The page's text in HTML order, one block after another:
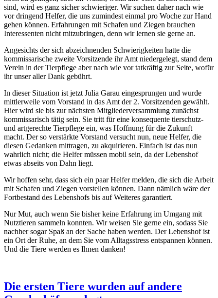
sind, wird es ganz sicher schwieriger. Wir suchen daher nach wie
vor dringend Helfer, die uns zumindest einmal pro Woche zur Hand
gehen können. Erfahrungen mit Schafen und Ziegen brauchen
Interessenten nicht mitzubringen, denn wir lernen sie gerne an.
Angesichts der sich abzeichnenden Schwierigkeiten hatte die
kommissarische zweite Vorsitzende ihr Amt niedergelegt, stand dem
Verein in der Tierpflege aber nach wie vor tatkräftig zur Seite, wofür
ihr unser aller Dank gebührt.
In dieser Situation ist jetzt Julia Garau eingesprungen und wurde
mittlerweile vom Vorstand in das Amt der 2. Vorsitzenden gewählt.
Hier wird sie bis zur nächsten Mitgliederversammlung zunächst
kommissarisch tätig sein. Sie tritt für eine konsequente tierschutz-
und artgerechte Tierpflege ein, was Hoffnung für die Zukunft
macht. Der so verstärkte Vorstand versucht nun, neue Helfer, die
diesen Gedanken mittragen, zu akquirieren. Einfach ist das nun
wahrlich nicht; die Helfer müssen mobil sein, da der Lebenshof
etwas abseits von Dahn liegt.
Wir hoffen sehr, dass sich ein paar Helfer melden, die sich die Arbeit
mit Schafen und Ziegen vorstellen können. Dann nämlich wäre der
Fortbestand des Lebenshofs bis auf Weiteres garantiert.
Nur Mut, auch wenn Sie bisher keine Erfahrung im Umgang mit
Nutztieren sammeln konnten. Wir weisen Sie gerne ein, sodass Sie
nachher sogar Spaß an der Sache haben werden. Der Lebenshof ist
ein Ort der Ruhe, an dem Sie vom Alltagsstress entspannen können.
Und die Tiere werden es Ihnen danken!
Die ersten Tiere wurden auf andere